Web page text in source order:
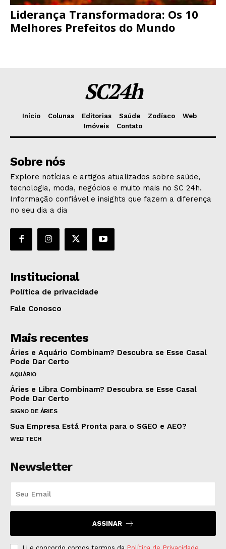
Liderança Transformadora: Os 10
Melhores Prefeitos do Mundo
SC24h
Início Colunas Editorias Saúde Zodíaco
Web
Imóveis
Contato
Sobre nós
Explore notícias e artigos atualizados sobre saúde,
tecnologia, moda, negócios e muito mais no SC 24h.
Informação confiável e insights que fazem a diferença
no seu dia a dia
Institucional
Política de privacidade
Fale Conosco
Mais recentes
Áries e Aquário Combinam? Descubra se Esse Casal
Pode Dar Certo
AQUÁRIO
Áries e Libra Combinam? Descubra se Esse Casal
Pode Dar Certo
SIGNO DE ÁRIES
Sua Empresa Está Pronta para o SGEO e AEO?
WEB TECH
Newsletter
ASSINAR